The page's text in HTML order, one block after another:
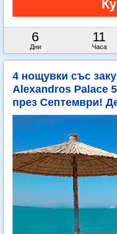
6
Дни
11
Часа
4 нощувки със
Alexandros Palace
през Септември!